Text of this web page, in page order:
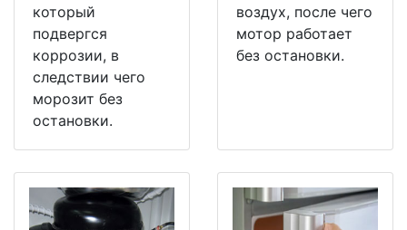
который
подвергся
коррозии, в
следствии чего
морозит без
остановки.
воздух, после чего
мотор работает
без остановки.